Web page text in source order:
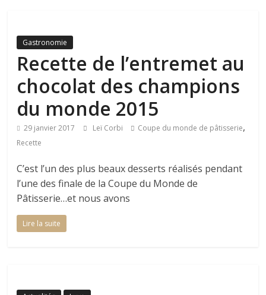
Gastronomie
Recette de l’entremet au
chocolat des champions
du monde 2015
29 janvier 2017 Leï Corbi Coupe du monde de pâtisserie,
Recette
C’est l’un des plus beaux desserts réalisés pendant
l’une des finale de la Coupe du Monde de
Pâtisserie…et nous avons
Lire la suite